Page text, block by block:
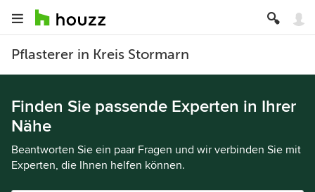
Pflasterer in Kreis Stormarn
Finden Sie passende Experten in Ihrer
Nähe
Beantworten Sie ein paar Fragen und wir verbinden Sie mit
Experten, die Ihnen helfen können.